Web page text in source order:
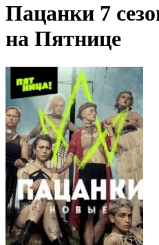
Пацанки 7
на Пятнице